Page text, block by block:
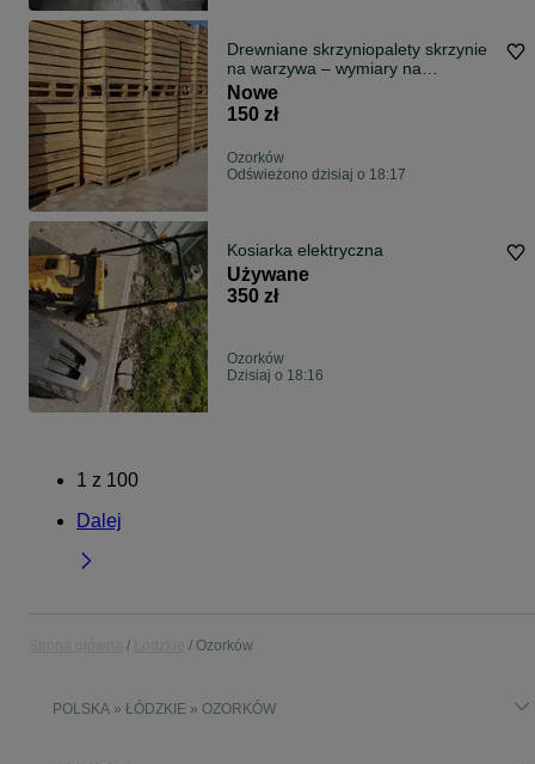
Drewniane skrzyniopalety skrzynie
na warzywa – wymiary na
zamówienie
Nowe
150 zł
Ozorków
Odświeżono dzisiaj o 18:17
Kosiarka elektryczna
Używane
350 zł
Ozorków
Dzisiaj o 18:16
1 z 100
Dalej
Ozorków
POLSKA » ŁÓDZKIE » OZORKÓW